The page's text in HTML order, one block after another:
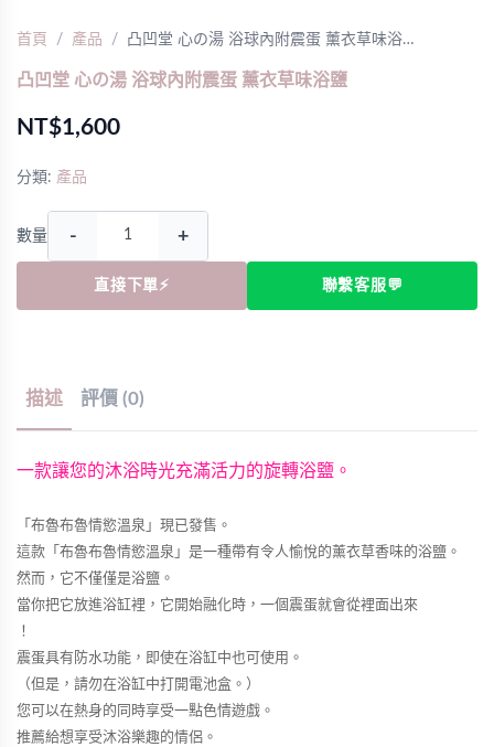
首頁 產品 凸凹堂 心の湯 浴球內附震蛋 薰衣草味浴…
凸凹堂 心の湯 浴球內附震蛋 薰衣草味浴鹽
NT$1,600
分類: 產品
數量 - +
直接下單⚡ 聯繫客服💬
描述 評價 (0)
一款讓您的沐浴時光充滿活力的旋轉浴鹽。
「布魯布魯情慾溫泉」現已發售。
這款「布魯布魯情慾溫泉」是一種帶有令人愉悅的薰衣草香味的浴鹽。
然而，它不僅僅是浴鹽。
當你把它放進浴缸裡，它開始融化時，一個震蛋就會從裡面出來
！
震蛋具有防水功能，即使在浴缸中也可使用。
（但是，請勿在浴缸中打開電池盒。）
您可以在熱身的同時享受一點色情遊戲。
推薦給想享受沐浴樂趣的情侶。